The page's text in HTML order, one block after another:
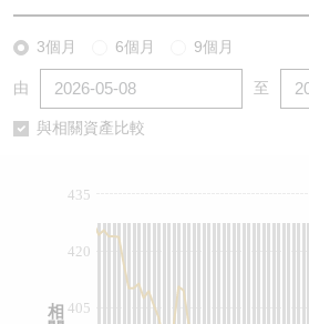
3個月 6個月 9個月
由 至
與相關資產比較
420
405
435
相
認股證/牛熊證日誌
認股證文件及公告 (瑞信)
牛熊證到期結算價查詢
牛熊證速算機
牛熊證文件及公告
中資ETFs溢價比較
即市板塊表現